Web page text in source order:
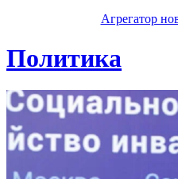
Агрегатор
Политика